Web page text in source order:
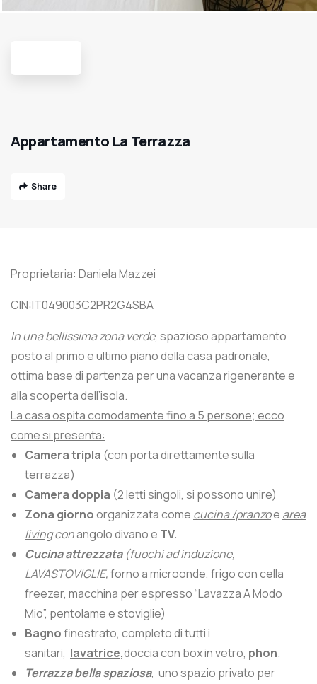
Appartamento La Terrazza
Share
Proprietaria: Daniela Mazzei
CIN:IT049003C2PR2G4SBA
In una bellissima zona verde, spazioso appartamento
posto al primo e ultimo piano della casa padronale,
ottima base di partenza per una vacanza rigenerante e
alla scoperta dell’isola.
La casa ospita comodamente fino a 5 persone; ecco
come si presenta:
Camera tripla (con porta direttamente sulla
terrazza)
Camera doppia (2 letti singoli, si possono unire)
Zona giornoorganizzata come cucina /pranzoe area
livingconangolo divano e TV.
Cucina attrezzata (fuochi ad induzione,
LAVASTOVIGLIE,forno a microonde, frigo con cella
freezer, macchina per espresso “Lavazza A Modo
Mio”, pentolame e stoviglie)
Bagnofinestrato, completo di tutti i
sanitari, lavatrice,doccia con box in vetro, phon.
Terrazza bella spaziosa, uno spazio privato per